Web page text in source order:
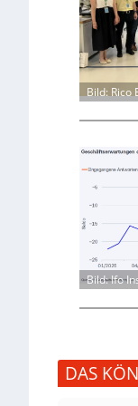
Bild: Rico
Bild: Ifo
DAS